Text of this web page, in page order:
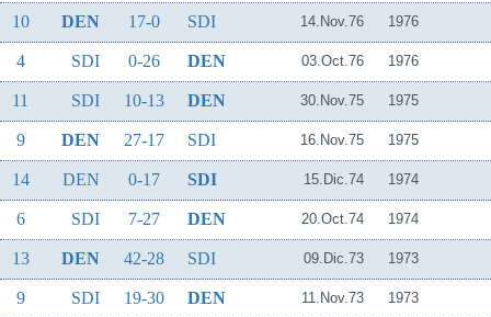
10 DEN 17-0 SDI 14.Nov.76 1976
4 SDI 0-26 DEN 03.Oct.76 1976
11 SDI 10-13 DEN 30.Nov.75 1975
9 DEN 27-17 SDI 16.Nov.75 1975
14 DEN 0-17 SDI 15.Dic.74 1974
6 SDI 7-27 DEN 20.Oct.74 1974
13 DEN 42-28 SDI 09.Dic.73 1973
9 SDI 19-30 DEN 11.Nov.73 1973